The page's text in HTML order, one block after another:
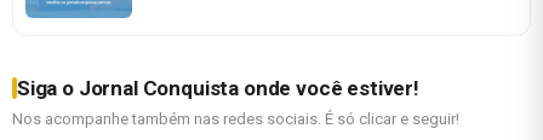
Siga o Jornal Conquista onde você estiver!
Nos acompanhe também nas redes sociais. É só clicar e seguir!